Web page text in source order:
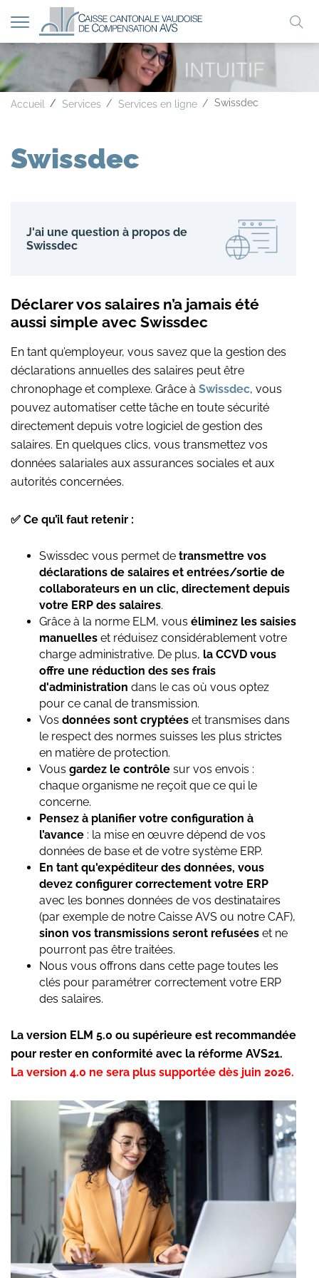
Afficher
la
navigation
Accueil Services Services en ligne Swissdec
Swissdec
J'ai une question à propos de
Swissdec
Déclarer vos salaires n’a jamais été
aussi simple avec Swissdec
En tant qu’employeur, vous savez que la gestion des
déclarations annuelles des salaires peut être
chronophage et complexe. Grâce à Swissdec, vous
pouvez automatiser cette tâche en toute sécurité
directement depuis votre logiciel de gestion des
salaires. En quelques clics, vous transmettez vos
données salariales aux assurances sociales et aux
autorités concernées.
✅ Ce qu’il faut retenir :
Swissdec vous permet de transmettre vos
déclarations de salaires et entrées/sortie de
collaborateurs en un clic, directement depuis
votre ERP des salaires.
Grâce à la norme ELM, vous éliminez les saisies
manuelles et réduisez considérablement votre
charge administrative. De plus, la CCVD vous
offre une réduction des ses frais
d'administration dans le cas où vous optez
pour ce canal de transmission.
Vos données sont cryptées et transmises dans
le respect des normes suisses les plus strictes
en matière de protection.
Vous gardez le contrôle sur vos envois :
chaque organisme ne reçoit que ce qui le
concerne.
Pensez à planifier votre configuration à
l’avance : la mise en œuvre dépend de vos
données de base et de votre système ERP.
En tant qu'expéditeur des données, vous
devez configurer correctement votre ERP
avec les bonnes données de vos destinataires
(par exemple de notre Caisse AVS ou notre CAF),
sinon vos transmissions seront refusées et ne
pourront pas être traitées.
Nous vous offrons dans cette page toutes les
clés pour paramétrer correctement votre ERP
des salaires.
La version ELM 5.0 ou supérieure est recommandée
pour rester en conformité avec la réforme AVS21.
La version 4.0 ne sera plus supportée dès juin 2026.